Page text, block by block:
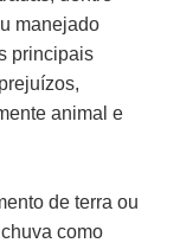
manejado
principais
animal e
de terra ou
como